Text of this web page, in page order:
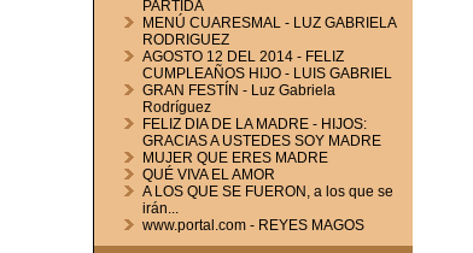
PARTIDA
MENÚ CUARESMAL - LUZ GABRIELA
RODRIGUEZ
AGOSTO 12 DEL 2014 - FELIZ
CUMPLEAÑOS HIJO - LUIS GABRIEL
GRAN FESTÍN - Luz Gabriela
Rodríguez
FELIZ DIA DE LA MADRE - HIJOS:
GRACIAS A USTEDES SOY MADRE
MUJER QUE ERES MADRE
QUÉ VIVA EL AMOR
A LOS QUE SE FUERON, a los que se
irán...
www.portal.com - REYES MAGOS